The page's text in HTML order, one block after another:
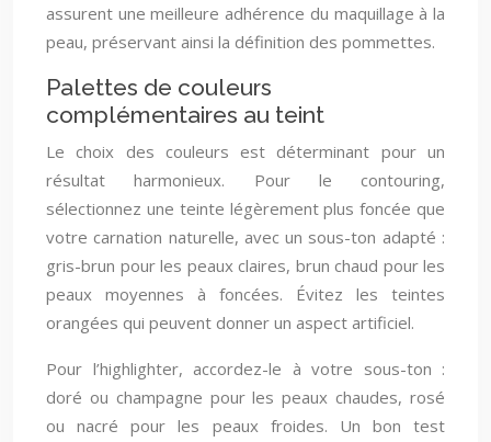
assurent une meilleure adhérence du maquillage à la
peau, préservant ainsi la définition des pommettes.
Palettes de couleurs
complémentaires au teint
Le choix des couleurs est déterminant pour un
résultat harmonieux. Pour le contouring,
sélectionnez une teinte légèrement plus foncée que
votre carnation naturelle, avec un sous-ton adapté :
gris-brun pour les peaux claires, brun chaud pour les
peaux moyennes à foncées. Évitez les teintes
orangées qui peuvent donner un aspect artificiel.
Pour l’highlighter, accordez-le à votre sous-ton :
doré ou champagne pour les peaux chaudes, rosé
ou nacré pour les peaux froides. Un bon test